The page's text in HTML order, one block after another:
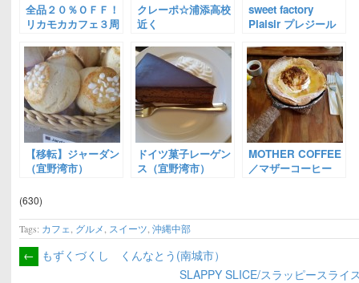
全品２０％ＯＦＦ！
リカモカカフェ３周
クレーポ☆浦添高校
近く
sweet factory
Plaisir プレジール
【移転】ジャーダン
（宜野湾市）
ドイツ菓子レーゲン
ス（宜野湾市）
MOTHER COFFEE
／マザーコーヒー
(630)
Tags: カフェ グルメ スイーツ ,沖縄中部
←
もずくづくし くんなとう(南城市）
SLAPPY SLICE/スラッピースライ